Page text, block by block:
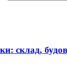
склад,